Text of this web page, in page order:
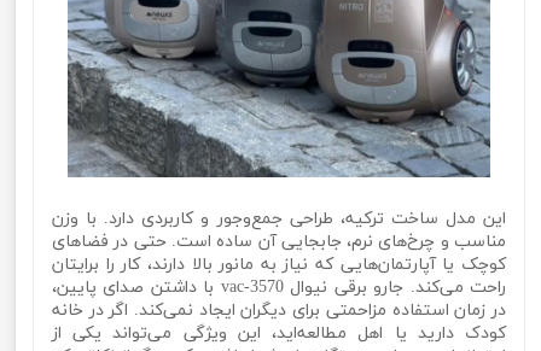
این مدل ساخت ترکیه، طراحی جمع‌وجور و کاربردی دارد. با وزن
مناسب و چرخ‌های نرم، جابجایی آن ساده است. حتی در فضاهای
کوچک یا آپارتمان‌هایی که نیاز به مانور بالا دارند، کار را برایتان
راحت می‌کند. جارو برقی نیوال vac-3570 با داشتن صدای پایین،
در زمان استفاده مزاحمتی برای دیگران ایجاد نمی‌کند. اگر در خانه
کودک دارید یا اهل مطالعه‌اید، این ویژگی می‌تواند یکی از